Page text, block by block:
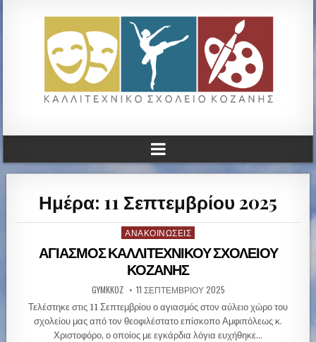
ΚΑΛΛΙΤΕΧΝΙΚΟ ΓΥΜΝΑΣΙΟ
ΚΟΖΑΝΗΣ
Ημέρα: 11 Σεπτεμβρίου 2025
P
o
s
e
d
n
ΑΝΑΚΟΙΝΏΣΕΙΣ
ΑΓΙΑΣΜΟΣ ΚΑΛΛΙΤΕΧΝΙΚΟΥ ΣΧΟΛΕΙΟΥ
ΚΟΖΑΝΗΣ
GYMKKOZ 11 ΣΕΠΤΕΜΒΡΊΟΥ 2025
Τελέστηκε στις 11 Σεπτεμβρίου ο αγιασμός στον αύλειο χώρο του
σχολείου μας από τον θεοφιλέστατο επίσκοπο Αμφιπόλεως κ.
Χριστοφόρο, ο οποίος με εγκάρδια λόγια ευχήθηκε…